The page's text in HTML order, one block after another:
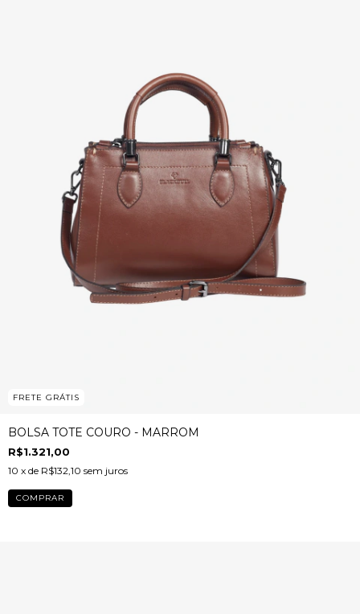
FRETE GRÁTIS
BOLSA TOTE COURO - MARROM
R$1.321,00
10 x de R$132,10 sem juros